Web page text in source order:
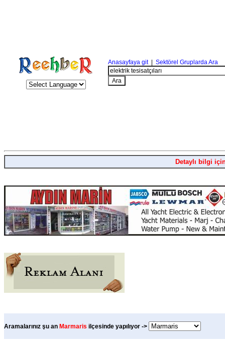
Anasayfaya git| Sektörel Gruplarda Ara
Detaylı bilgi
Aramalarınız şu an Marmaris ilçesinde yapılıyor ->